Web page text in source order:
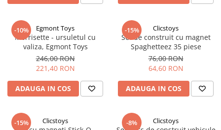
-10% Egmont Toys
Morrisette - ursuletul cu
valiza, Egmont Toys
246,00 RON
221,40 RON
ADAUGA IN COS
-15% Clicstoys
Set de construit cu magnet
Spaghetteez 35 piese
76,00 RON
64,60 RON
ADAUGA IN COS
-15% Clicstoys -8% Clicstoys